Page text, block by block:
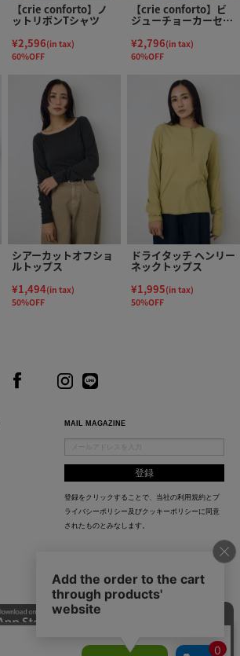
【crie conforto】ノ
ットリボンTシャツ
¥2,596(in tax)
60%OFF
【crie conforto】ビ
ジューチョーカーセッ
トカットソー
¥2,796(in tax)
60%OFF
シアーカットオフショ
ルトップス
¥1,494(in tax)
50%OFF
ドライタッチ ヘンリー
ネックトップス
¥1,995(in tax)
50%OFF
MAIL MAGAZINE
登録をクリックすることで、当社の利用規約と プ
ライバシーポリシー及びクッキーポリシー に同意
されたものとみなします。
AZUL APP